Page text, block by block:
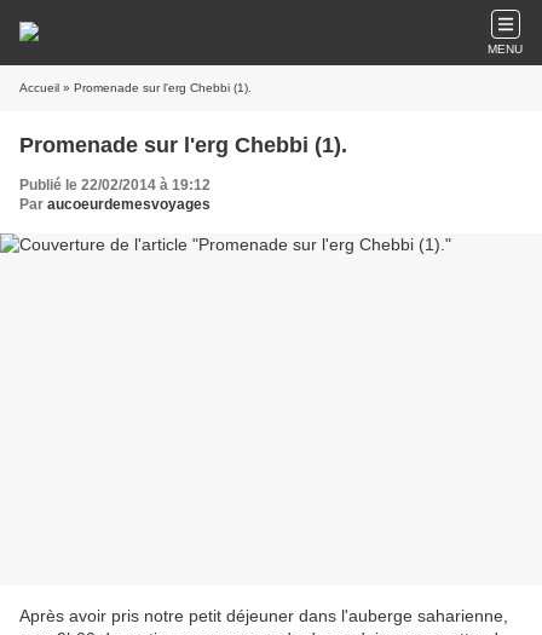
MENU
Accueil » Promenade sur l'erg Chebbi (1).
Promenade sur l'erg Chebbi (1).
Publié le 22/02/2014 à 19:12
Par aucoeurdemesvoyages
Après avoir pris notre petit déjeuner dans l'auberge saharienne,